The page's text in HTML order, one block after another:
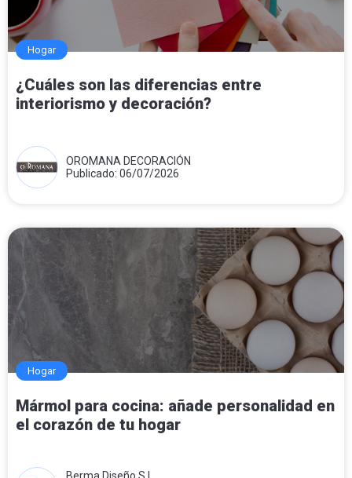
Hogar
¿Cuáles son las diferencias entre
interiorismo y decoración?
OROMANA DECORACIÓN
Publicado: 06/07/2026
Hogar
Mármol para cocina: añade personalidad en
el corazón de tu hogar